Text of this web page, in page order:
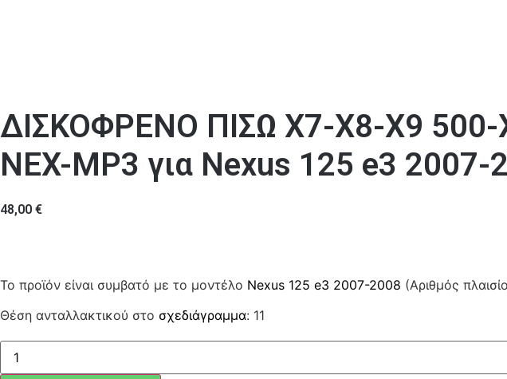
ΔΙΣΚΟΦΡΕΝΟ ΠΙΣΩ Χ7-Χ8-Χ9 500-
NEX-MP3 για Nexus 125 e3 2007-
48,00 €
Το προϊόν είναι συμβατό με το μοντέλο Nexus 125 e3 2007-2008 (Αριθμός
Θέση ανταλλακτικού στο σχεδιάγραμμα: 11
ΔΙΣΚΟΦΡΕΝΟ
ΠΙΣΩ
Χ7-